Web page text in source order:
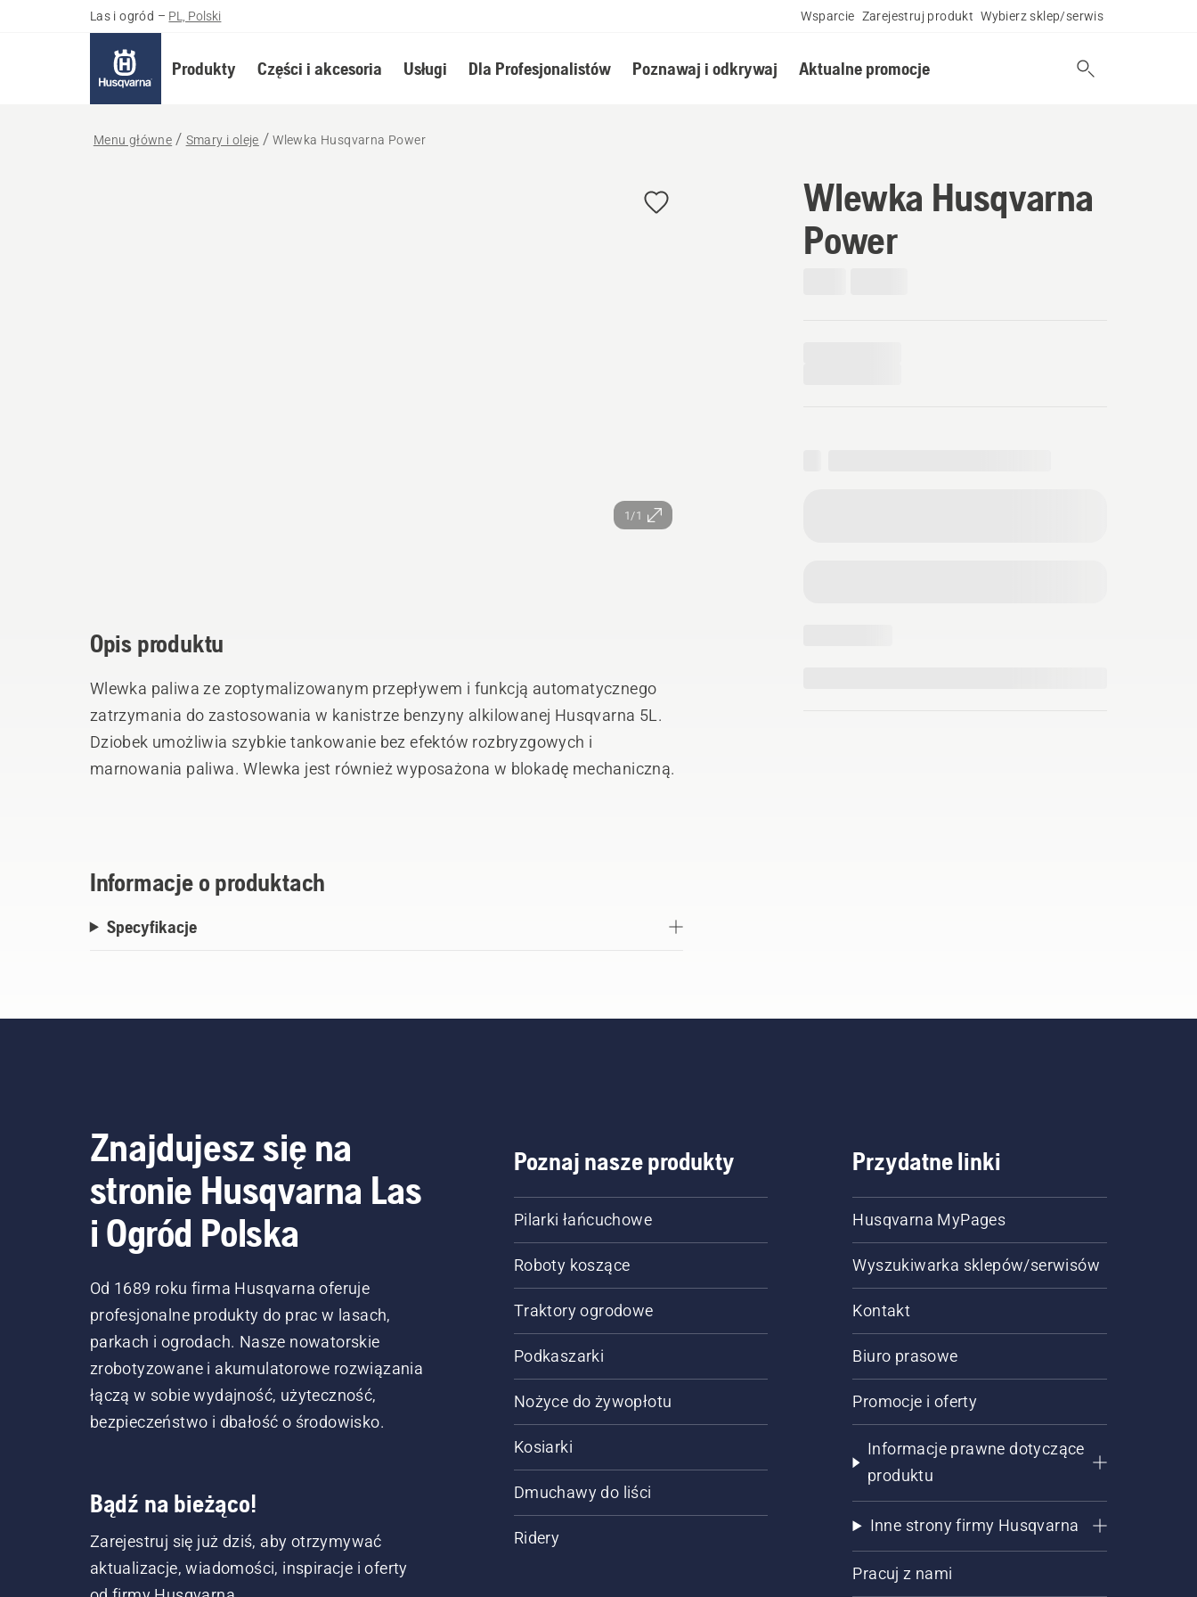
Las i ogród – PL, Polski Wsparcie Zarejestruj produkt Wybierz sklep/serwis
Produkty Części i akcesoria Usługi Dla Profesjonalistów Poznawaj i odkrywaj Aktualne promocje
Menu główne Smary i oleje Wlewka Husqvarna Power
1/1
Wlewka Husqvarna
Power
Opis produktu
Wlewka paliwa ze zoptymalizowanym przepływem i funkcją automatycznego
zatrzymania do zastosowania w kanistrze benzyny alkilowanej Husqvarna 5L.
Dziobek umożliwia szybkie tankowanie bez efektów rozbryzgowych i
marnowania paliwa. Wlewka jest również wyposażona w blokadę mechaniczną.
Informacje o produktach
Specyfikacje
Znajdujesz się na
stronie Husqvarna Las
i Ogród Polska
Od 1689 roku firma Husqvarna oferuje
profesjonalne produkty do prac w lasach,
parkach i ogrodach. Nasze nowatorskie
zrobotyzowane i akumulatorowe rozwiązania
łączą w sobie wydajność, użyteczność,
bezpieczeństwo i dbałość o środowisko.
Bądź na bieżąco!
Zarejestruj się już dziś, aby otrzymywać
aktualizacje, wiadomości, inspiracje i oferty
Poznaj nasze produkty
Pilarki łańcuchowe
Roboty koszące
Traktory ogrodowe
Podkaszarki
Nożyce do żywopłotu
Kosiarki
Dmuchawy do liści
Ridery
Przydatne linki
Husqvarna MyPages
Wyszukiwarka sklepów/serwisów
Kontakt
Biuro prasowe
Promocje i oferty
Informacje prawne dotyczące
produktu
Inne strony firmy Husqvarna
Pracuj z nami